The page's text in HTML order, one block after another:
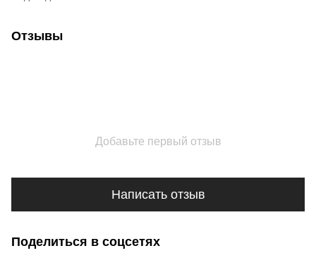
Отзывы
Добавьте первый отзыв
Написать отзыв
Поделиться в соцсетях